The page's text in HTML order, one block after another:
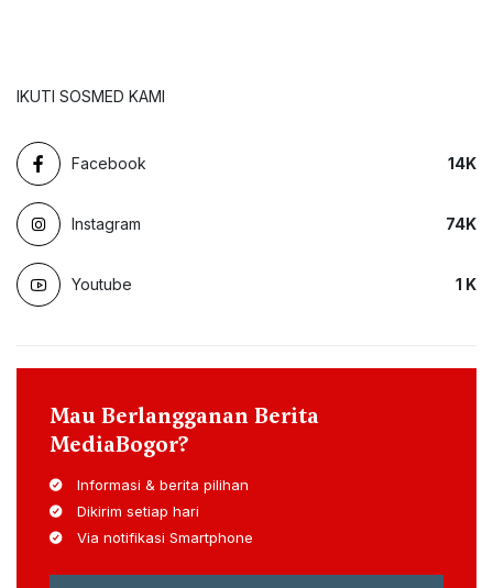
IKUTI SOSMED KAMI
Facebook 14K
Instagram 74K
Youtube 1 K
Mau Berlangganan Berita
MediaBogor?
Informasi & berita pilihan
Dikirim setiap hari
Via notifikasi Smartphone